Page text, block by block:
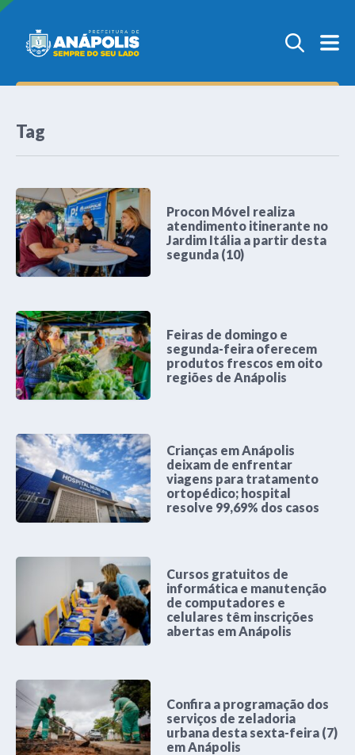
Tag
Procon Móvel realiza
atendimento itinerante no
Jardim Itália a partir desta
segunda (10)
Feiras de domingo e
segunda-feira oferecem
produtos frescos em oito
regiões de Anápolis
Crianças em Anápolis
deixam de enfrentar
viagens para tratamento
ortopédico; hospital
resolve 99,69% dos casos
Cursos gratuitos de
informática e manutenção
de computadores e
celulares têm inscrições
abertas em Anápolis
Confira a programação dos
serviços de zeladoria
urbana desta sexta-feira (7)
em Anápolis